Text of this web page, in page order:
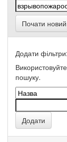
Почати
Додати фільтри:
пошуку.